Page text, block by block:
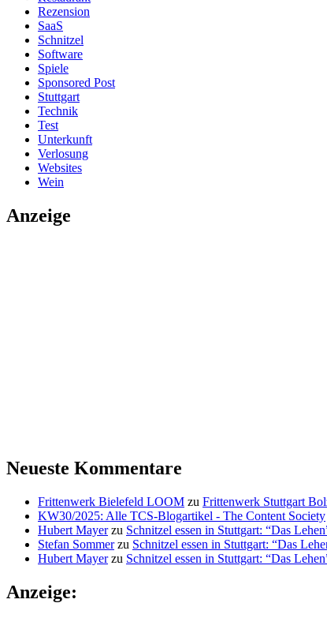
Rezension
SaaS
Schnitzel
Software
Spiele
Sponsored Post
Stuttgart
Technik
Test
Unterkunft
Verlosung
Websites
Wein
Anzeige
Neueste Kommentare
Frittenwerk Bielefeld LOOM zu Frittenwerk Stuttgart
KW30/2025: Alle TCS-Blogartikel - The Content Society
Hubert Mayerzu Schnitzel essen in Stuttgart: “Das
Stefan Sommerzu Schnitzel essen in Stuttgart: “Das
Hubert Mayerzu Schnitzel essen in Stuttgart: “Das
Anzeige: